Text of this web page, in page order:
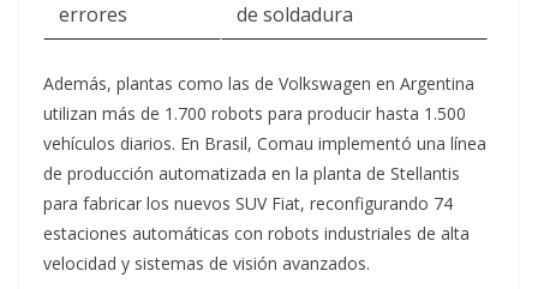
errores
de soldadura
Además, plantas como las de Volkswagen en Argentina
utilizan más de 1.700 robots para producir hasta 1.500
vehículos diarios. En Brasil, Comau implementó una línea
de producción automatizada en la planta de Stellantis
para fabricar los nuevos SUV Fiat, reconfigurando 74
estaciones automáticas con robots industriales de alta
velocidad y sistemas de visión avanzados.